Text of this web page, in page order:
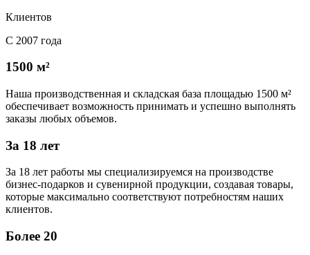
Клиентов
С 2007 года
1500 м²
Наша производственная и складская база площадью 1500 м²
обеспечивает возможность принимать и успешно выполнять
заказы любых объемов.
За 18 лет
За 18 лет работы мы специализируемся на производстве
бизнес-подарков и сувенирной продукции, создавая товары,
которые максимально соответствуют потребностям наших
клиентов.
Более 20